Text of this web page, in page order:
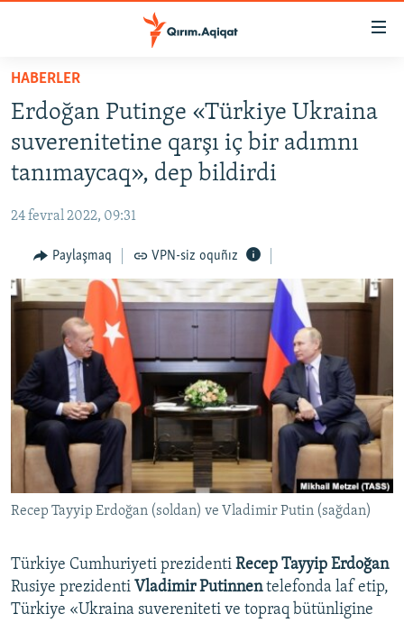
Esas
qaytmaq
Baş
navigatsiyağa
qaytmaq
Qıdıruvğa
HABERLER
SİYASET
MEDENİYET
İNSAN AQLARI
VİDEO
BLOGLAR
FİKİR
Русский
Українською
QOŞULIÑIZ!
RFE/RS bütün saytları
HABERLER
Erdoğan Putinge «Türkiye Ukraina
suverenitetine qarşı iç bir adımnı
tanımaycaq», dep bildirdi
24 fevral 2022, 09:31
Paylaşmaq VPN-siz oquñız
Recep Tayyip Erdoğan (soldan) ve Vladimir Putin (sağdan)
Türkiye Cumhuriyeti prezidenti Recep Tayyip Erdoğan
Rusiye prezidenti Vladimir Putinnentelefonda laf etip,
Türkiye «Ukraina suvereniteti ve topraq bütünligine